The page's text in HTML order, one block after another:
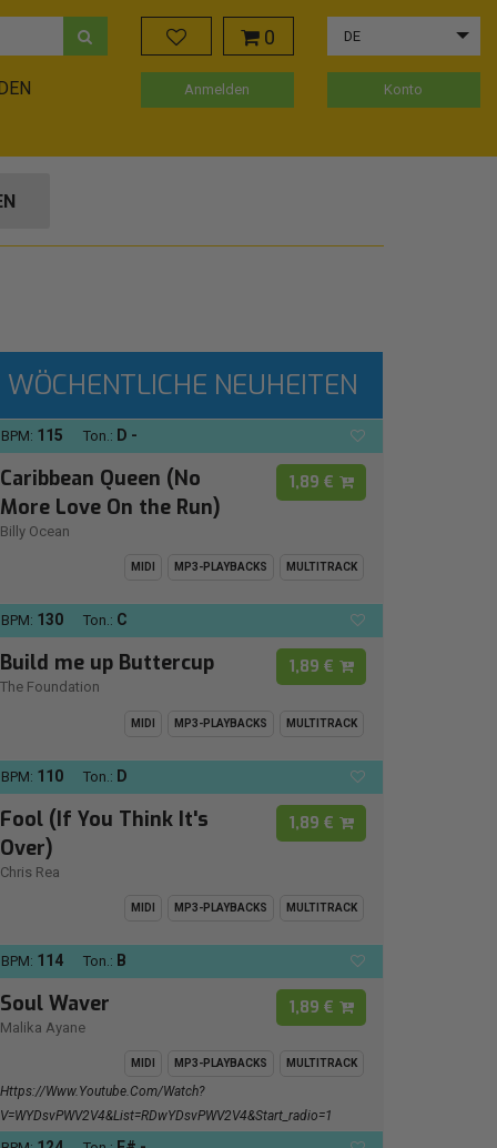
0 DE
Anmelden Konto
WÖCHENTLICHE NEUHEITEN
BPM: 115 Ton.: D -
Caribbean Queen (No
More Love On the Run)
Billy Ocean
1,89 €
MIDI MP3-PLAYBACKS MULTITRACK
BPM: 130 Ton.: C
Build me up Buttercup
The Foundation
1,89 €
MIDI MP3-PLAYBACKS MULTITRACK
BPM: 110 Ton.: D
Fool (If You Think It's
Over)
Chris Rea
1,89 €
MIDI MP3-PLAYBACKS MULTITRACK
BPM: 114 Ton.: B
Soul Waver
Malika Ayane
1,89 €
MIDI MP3-PLAYBACKS MULTITRACK
Https://www.youtube.com/watch?
V=wYDsvPWV2V4&list=RDwYDsvPWV2V4&start_radio=1